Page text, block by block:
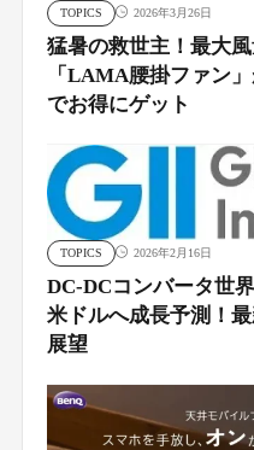
TOPICS 2026年3月26日
猛暑の救世主！最大
「LAMA腰掛ファン
でお得にゲット
TOPICS 2026年2月16日
DC-DCコンバータ世
米ドルへ成長予測！
展望